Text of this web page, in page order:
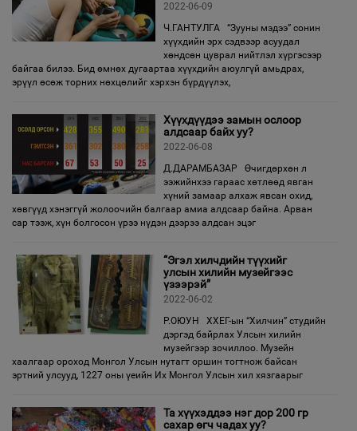
2022-06-09
Ч.ГАНТУЛГА “Зууны мэдээ” сонин
хүүхдийн эрх сэдвээр асуудал
хөндсөн цуврал нийтлэл хүргэсээр
байгаа билээ. Бид өмнөх дугаартаа хүүхдийн аюулгүй амьдрах,
эрүүл өсөж торних нөхцөлийг хэрхэн бүрдүүлэх,
Хүүхдүүдээ замын ослоор
алдсаар байх уу?
2022-06-08
Д.ДАРАМБАЗАР Өчигдөрхөн л
ээжийнхээ гараас хөтлөөд явган
хүний замаар алхаж явсан охид,
хөвгүүд хэнэггүй жолоочийн балгаар амиа алдсаар байна. Арван
сар тээж, хүн болгосон үрээ нүдэн дээрээ алдсан эцэг
“Эгэл хилчдийн түүхийг
улсын хилийн музейгээс
үзээрэй”
2022-06-02
Р.ОЮУН ХХЕГ-ын “Хилчин” студийн
дэргэд байрлах Улсын хилийн
музейгээр зочиллоо. Музейн
хаалгаар ороход Монгол Улсын нутагт оршин тогтнож байсан
эртний улсууд, 1227 оны үеийн Их Монгол Улсын хил хязгаарыг
Та хүүхэддээ нэг дор 200 гр
сахар өгч чадах уу?